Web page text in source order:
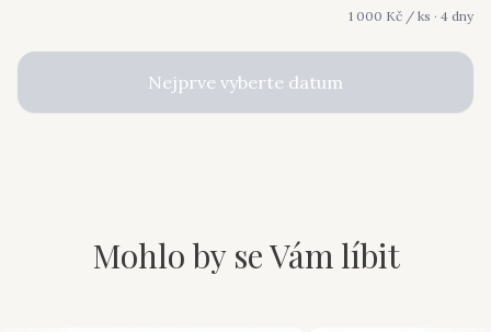
1 000 Kč / ks · 4 dny
Nejprve vyberte datum
Mohlo by se Vám líbit